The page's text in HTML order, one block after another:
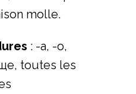
molle.
: -а, -о,
toutes les